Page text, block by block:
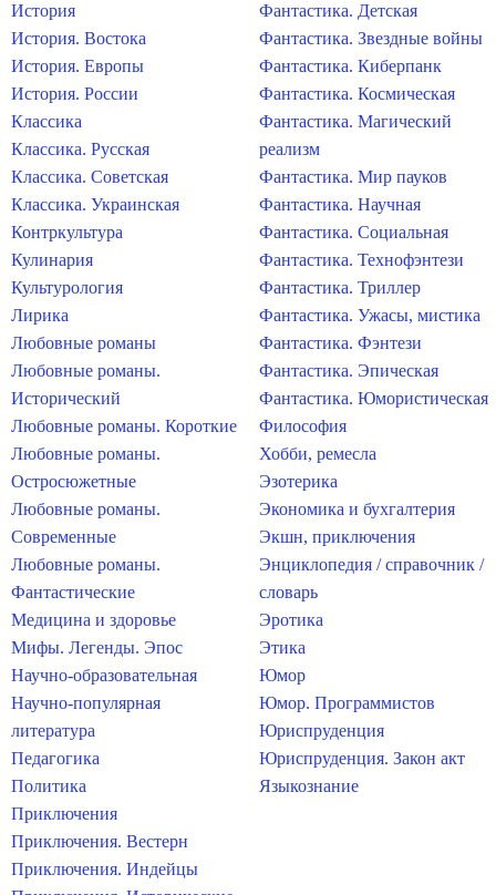
История
История. Востока
История. Европы
История. России
Классика
Классика. Русская
Классика. Советская
Классика. Украинская
Контркультура
Кулинария
Культурология
Лирика
Любовные романы
Любовные романы.
Исторический
Любовные романы. Короткие
Любовные романы.
Остросюжетные
Любовные романы.
Современные
Любовные романы.
Фантастические
Медицина и здоровье
Мифы. Легенды. Эпос
Научно-образовательная
Научно-популярная
литература
Педагогика
Политика
Приключения
Приключения. Вестерн
Приключения. Индейцы
Фантастика. Детская
Фантастика. Звездные войны
Фантастика. Киберпанк
Фантастика. Космическая
Фантастика. Магический
реализм
Фантастика. Мир пауков
Фантастика. Научная
Фантастика. Социальная
Фантастика. Технофэнтези
Фантастика. Триллер
Фантастика. Ужасы, мистика
Фантастика. Фэнтези
Фантастика. Эпическая
Фантастика. Юмористическая
Философия
Хобби, ремесла
Эзотерика
Экономика и бухгалтерия
Экшн, приключения
Энциклопедия / справочник /
словарь
Эротика
Этика
Юмор
Юмор. Программистов
Юриспруденция
Юриспруденция. Закон акт
Языкознание